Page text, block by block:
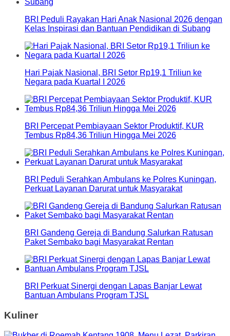
BRI Peduli Rayakan Hari Anak Nasional 2026 dengan
Kelas Inspirasi dan Bantuan Pendidikan di Subang
Hari Pajak Nasional, BRI Setor Rp19,1 Triliun ke
Negara pada Kuartal I 2026
BRI Percepat Pembiayaan Sektor Produktif, KUR
Tembus Rp84,36 Triliun Hingga Mei 2026
BRI Peduli Serahkan Ambulans ke Polres Kuningan,
Perkuat Layanan Darurat untuk Masyarakat
BRI Gandeng Gereja di Bandung Salurkan Ratusan
Paket Sembako bagi Masyarakat Rentan
BRI Perkuat Sinergi dengan Lapas Banjar Lewat
Bantuan Ambulans Program TJSL
Kuliner